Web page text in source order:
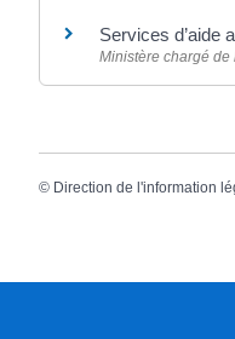
Services d’aide
Ministère chargé de
© Direction de l'information